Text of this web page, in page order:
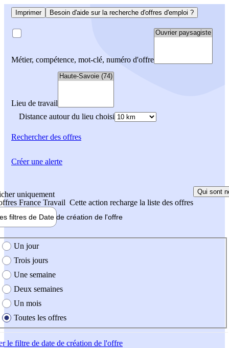
Imprimer Besoin d'aide sur la recherche d'offres d'emploi ?
Métier, compétence, mot-clé, numéro d'offre
Lieu de travail
Distance autour du lieu choisi
Rechercherdes offres
uniquement
France Travail Cette action recharge la liste des offres
Qui sont
filtres de Date de création de l'offre
création de l'offre
Un jour
Trois jours
Une semaine
Deux semaines
Un mois
Toutes les offres
le filtre de date de création de l'offre
Créer une alerte